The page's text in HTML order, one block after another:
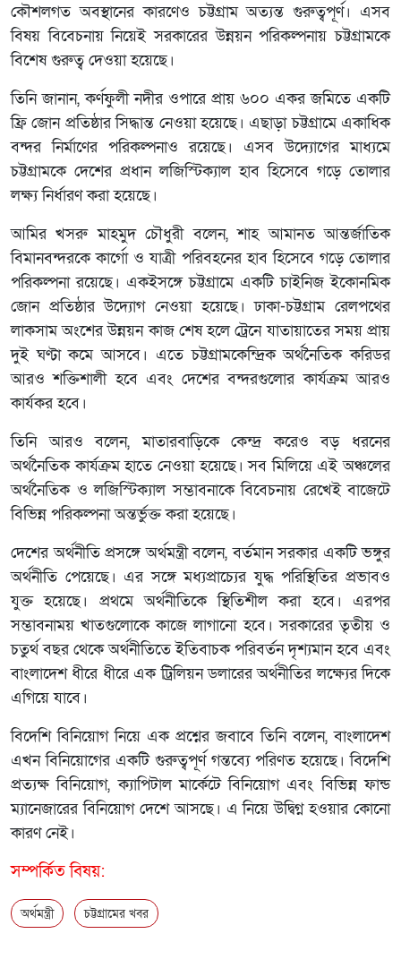
কৌশলগত অবস্থানের কারণেও চট্টগ্রাম অত্যন্ত গুরুত্বপূর্ণ। এসব
বিষয় বিবেচনায় নিয়েই সরকারের উন্নয়ন পরিকল্পনায় চট্টগ্রামকে
বিশেষ গুরুত্ব দেওয়া হয়েছে।
তিনি জানান, কর্ণফুলী নদীর ওপারে প্রায় ৬০০ একর জমিতে একটি
ফ্রি জোন প্রতিষ্ঠার সিদ্ধান্ত নেওয়া হয়েছে। এছাড়া চট্টগ্রামে একাধিক
বন্দর নির্মাণের পরিকল্পনাও রয়েছে। এসব উদ্যোগের মাধ্যমে
চট্টগ্রামকে দেশের প্রধান লজিস্টিক্যাল হাব হিসেবে গড়ে তোলার
লক্ষ্য নির্ধারণ করা হয়েছে।
আমির খসরু মাহমুদ চৌধুরী বলেন, শাহ আমানত আন্তর্জাতিক
বিমানবন্দরকে কার্গো ও যাত্রী পরিবহনের হাব হিসেবে গড়ে তোলার
পরিকল্পনা রয়েছে। একইসঙ্গে চট্টগ্রামে একটি চাইনিজ ইকোনমিক
জোন প্রতিষ্ঠার উদ্যোগ নেওয়া হয়েছে। ঢাকা-চট্টগ্রাম রেলপথের
লাকসাম অংশের উন্নয়ন কাজ শেষ হলে ট্রেনে যাতায়াতের সময় প্রায়
দুই ঘণ্টা কমে আসবে। এতে চট্টগ্রামকেন্দ্রিক অর্থনৈতিক করিডর
আরও শক্তিশালী হবে এবং দেশের বন্দরগুলোর কার্যক্রম আরও
কার্যকর হবে।
তিনি আরও বলেন, মাতারবাড়িকে কেন্দ্র করেও বড় ধরনের
অর্থনৈতিক কার্যক্রম হাতে নেওয়া হয়েছে। সব মিলিয়ে এই অঞ্চলের
অর্থনৈতিক ও লজিস্টিক্যাল সম্ভাবনাকে বিবেচনায় রেখেই বাজেটে
বিভিন্ন পরিকল্পনা অন্তর্ভুক্ত করা হয়েছে।
দেশের অর্থনীতি প্রসঙ্গে অর্থমন্ত্রী বলেন, বর্তমান সরকার একটি ভঙ্গুর
অর্থনীতি পেয়েছে। এর সঙ্গে মধ্যপ্রাচ্যের যুদ্ধ পরিস্থিতির প্রভাবও
যুক্ত হয়েছে। প্রথমে অর্থনীতিকে স্থিতিশীল করা হবে। এরপর
সম্ভাবনাময় খাতগুলোকে কাজে লাগানো হবে। সরকারের তৃতীয় ও
চতুর্থ বছর থেকে অর্থনীতিতে ইতিবাচক পরিবর্তন দৃশ্যমান হবে এবং
বাংলাদেশ ধীরে ধীরে এক ট্রিলিয়ন ডলারের অর্থনীতির লক্ষ্যের দিকে
এগিয়ে যাবে।
বিদেশি বিনিয়োগ নিয়ে এক প্রশ্নের জবাবে তিনি বলেন, বাংলাদেশ
এখন বিনিয়োগের একটি গুরুত্বপূর্ণ গন্তব্যে পরিণত হয়েছে। বিদেশি
প্রত্যক্ষ বিনিয়োগ, ক্যাপিটাল মার্কেটে বিনিয়োগ এবং বিভিন্ন ফান্ড
ম্যানেজারের বিনিয়োগ দেশে আসছে। এ নিয়ে উদ্বিগ্ন হওয়ার কোনো
কারণ নেই।
সম্পর্কিত বিষয়:
অর্থমন্ত্রী চট্টগ্রামের খবর